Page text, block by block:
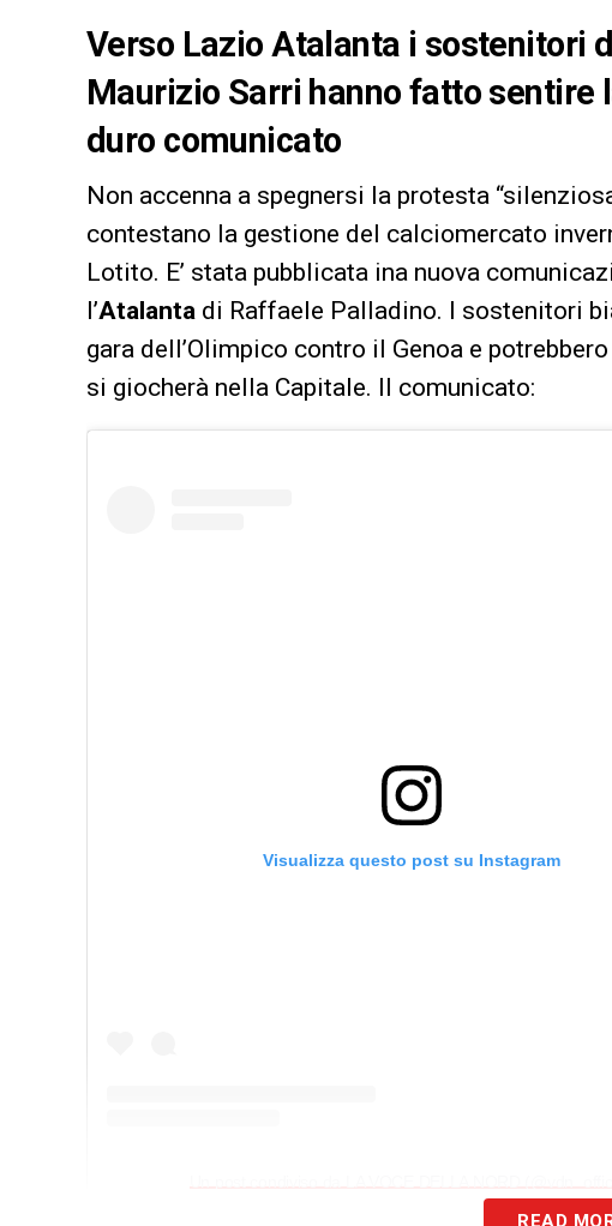
Verso Lazio Atalanta i sostenitori
Maurizio Sarri hanno fatto sentire
duro comunicato
Non accenna a spegnersi la protesta
contestano la gestione del calciomercato
Lotito. E’ stata pubblicata ina nuova
l’Atalanta di Raffaele Palladino. I sostenitori
gara dell’Olimpico contro il Genoa e
si giocherà nella Capitale. Il comunicato:
Visualizza questo post su Instagram
READ